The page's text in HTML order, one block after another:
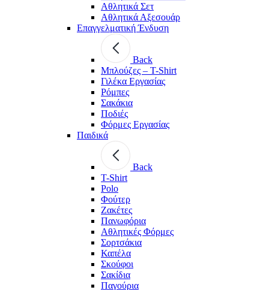
Αθλητικά Σετ
Αθλητικά Αξεσουάρ
Επαγγελματική Ένδυση
Back
Μπλούζες – T-Shirt
Γιλέκα Εργασίας
Ρόμπες
Σακάκια
Ποδιές
Φόρμες Εργασίας
Παιδικά
Back
T-Shirt
Polo
Φούτερ
Ζακέτες
Πανωφόρια
Αθλητικές Φόρμες
Σορτσάκια
Καπέλα
Σκούφοι
Σακίδια
Παγούρια